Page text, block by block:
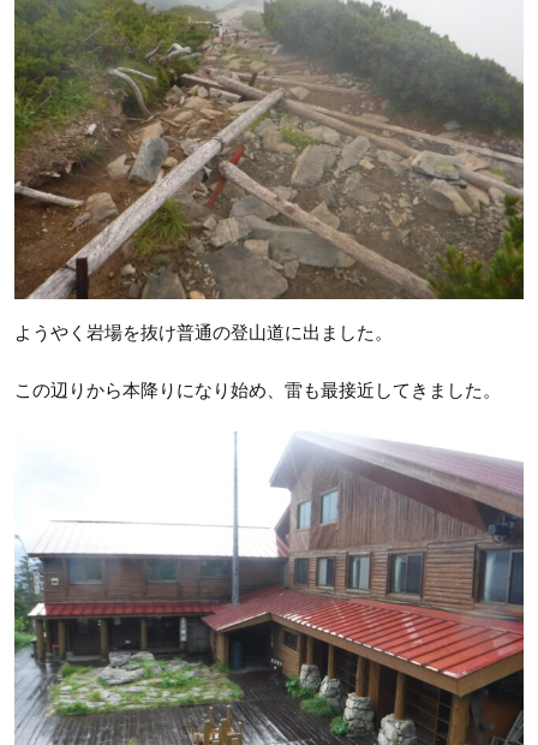
ようやく岩場を抜け普通の登山道に出ました。
この辺りから本降りになり始め、雷も最接近してきました。